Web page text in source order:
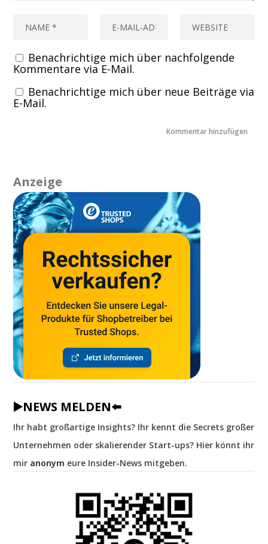
Benachrichtige mich über nachfolgende
Kommentare via E-Mail.
Benachrichtige mich über neue Beiträge via
E-Mail.
Anzeige
▶️NEWS MELDEN⬅️
Ihr habt großartige Insights? Ihr kennt die Secrets großer
Unternehmen oder skalierender Start-ups? Hier könnt ihr
mir anonym eure Insider-News mitgeben.